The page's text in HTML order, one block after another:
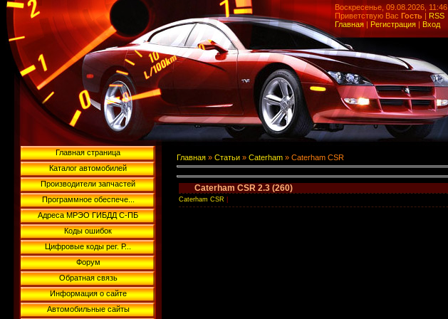
Воскресенье, 09.08.2026, 11:46
Приветствую Вас Гость | RSS
Главная | Регистрация | Вход
Главная страница
Каталог автомобилей
Производители запчастей
Программное обеспече...
Адреса МРЭО ГИБДД С-ПБ
Коды ошибок
Цифровые коды рег. Р...
Форум
Обратная связь
Информация о сайте
Автомобильные сайты
Главная » Статьи » Caterham » Caterham CSR
Caterham CSR 2.3 (260)
Caterham CSR